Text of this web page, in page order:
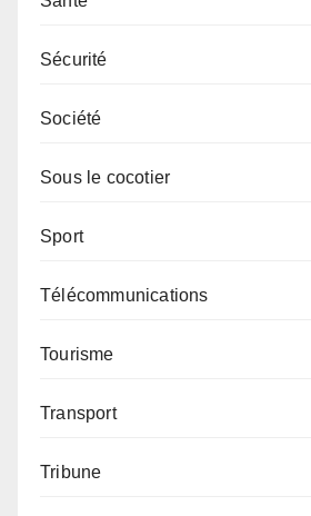
Sécurité
Société
Sous le cocotier
Sport
Télécommunications
Tourisme
Transport
Tribune